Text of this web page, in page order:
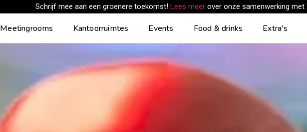
Schrijf mee aan een groenere toekomst! Lees meer over onze samenwerking met
Meetingrooms Kantoorruimtes Events Food & drinks Extra's